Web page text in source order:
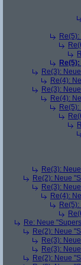
Re(3):
Re(4):
Re(3):
Re(4):
Re(3):
Re(2): Neue
Re(3):
Re(4):
Re: Neue
Re(2): Neue
Re(3):
Re(3):
Re(2): Neue